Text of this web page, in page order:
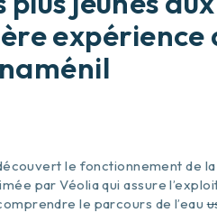
expérience
le fonctionnement de la
par Véolia qui assure
le parcours de l’eau